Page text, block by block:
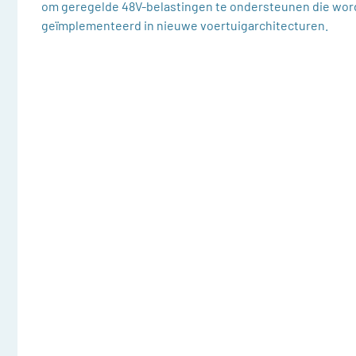
om geregelde 48V-belastingen te ondersteunen die
geïmplementeerd in nieuwe voertuigarchitecturen.